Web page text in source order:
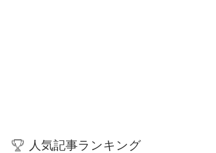
人気記事ランキング